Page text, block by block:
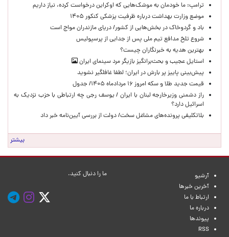
ترامپ: ما خودمان به موشک‌هایی که اوکراین درخواست کرده، نیاز داریم
موضع وزارت بهداشت درباره ظرفیت پزشکی کنکور ۱۴۰۵
باد و گردوخاک در بخش‌هایی از کشور/ دریای مازندران مواج است
شروع تلخ مدافع تیم ملی پس از جدایی از پرسپولیس
بهترین هدیه به خبرنگاران چیست؟
استایل عجیب و بحث‌برانگیز بازیگر مرد سینمای ایران
پیش‌بینی پاییز پر بارش در ایران؛ لطفا غافلگیر نشوید
قیمت جدید طلا و سکه امروز ۱۶ مردادماه ۱۴۰۵/ جدول
راز دشمنی وزیرخارجه لبنان با ایران / یوسف رجی چه ارتباطی با حزب نزدیک به
اسرائیل دارد؟
بلاتکلیفی پرونده‌های مشاغل سخت/ دولت از بررسی آیین‌نامه خبر داد
بیشتر
آرشیو
آخرین خبرها
ارتباط با ما
درباره ما
پیوندها
RSS
ما را دنبال کنید.